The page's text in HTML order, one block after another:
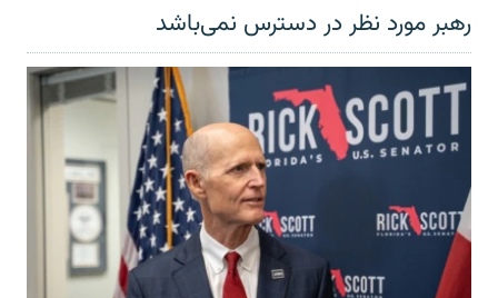
رهبر مورد نظر در دسترس نمی‌باشد